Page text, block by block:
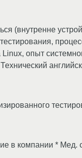
(внутренне
опыт
в компании * Мед.